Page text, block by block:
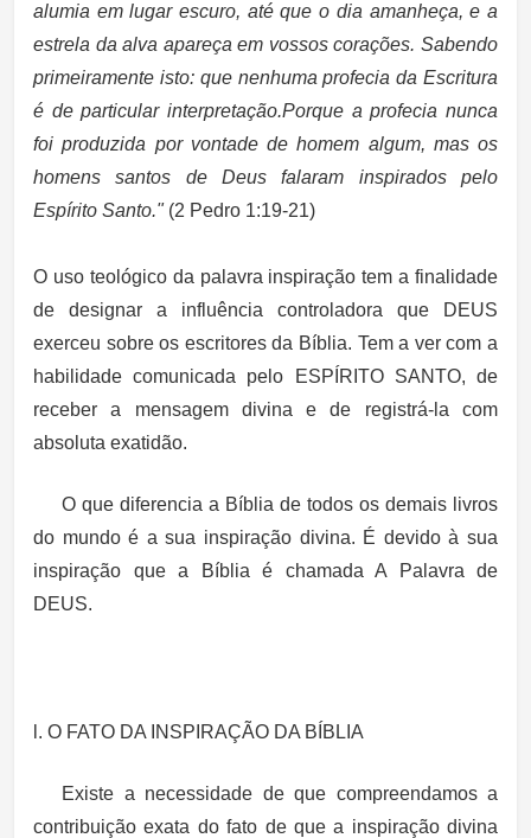
alumia em lugar escuro, até que o dia amanheça, e a
estrela da alva apareça em vossos corações. Sabendo
primeiramente isto: que nenhuma profecia da Escritura
é de particular interpretação.Porque a profecia nunca
foi produzida por vontade de homem algum, mas os
homens santos de Deus falaram inspirados pelo
Espírito Santo." (2 Pedro 1:19-21)
O uso teológico da palavra inspiração tem a finalidade
de designar a influência controladora que DEUS
exerceu sobre os escritores da Bíblia. Tem a ver com a
habilidade comunicada pelo ESPÍRITO SANTO, de
receber a mensagem divina e de registrá-la com
absoluta exatidão.
O que diferencia a Bíblia de todos os demais livros
do mundo é a sua inspiração divina. É devido à sua
inspiração que a Bíblia é chamada A Palavra de
DEUS.
l. O FATO DA INSPIRAÇÃO DA BÍBLIA
Existe a necessidade de que compreendamos a
contribuição exata do fato de que a inspiração divina